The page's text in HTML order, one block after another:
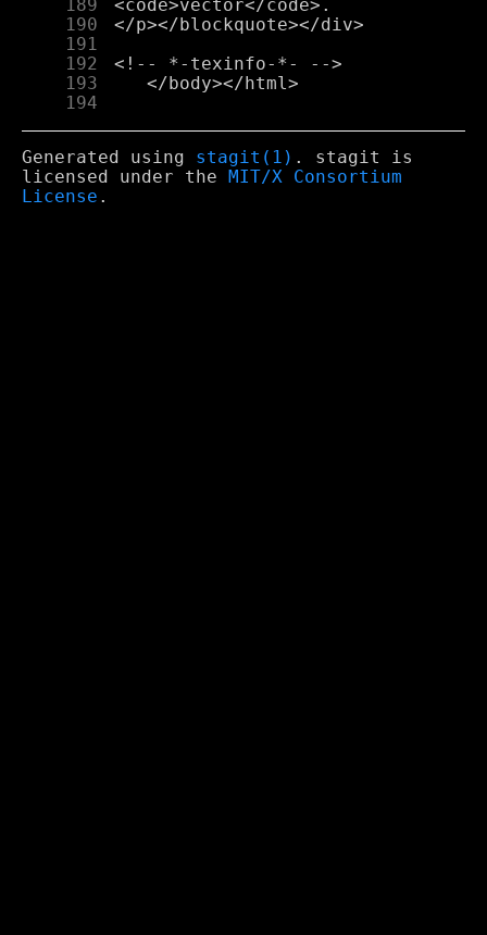
    189
    190
    191
    192
    193
    194
Generated using stagit(1) . stagit is
licensed under the
MIT/X Consortium
License .